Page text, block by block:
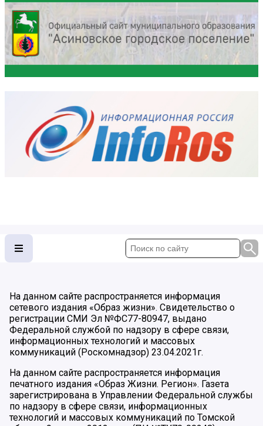
На данном сайте распространяется информация
сетевого издания «Образ жизни». Свидетельство о
регистрации СМИ Эл №ФС77-80947, выдано
Федеральной службой по надзору в сфере связи,
информационных технологий и массовых
коммуникаций (Роскомнадзор) 23.04.2021г.
На данном сайте распространяется информация
печатного издания «Образ Жизни. Регион». Газета
зарегистрирована в Управлении Федеральной службы
по надзору в сфере связи, информационных
технологий и массовых коммуникаций по Томской